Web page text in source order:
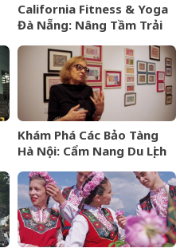
California Fitness & Yoga
Đà Nẵng: Nâng Tầm Trải
Khám Phá Các Bảo Tàng
Hà Nội: Cẩm Nang Du Lịch